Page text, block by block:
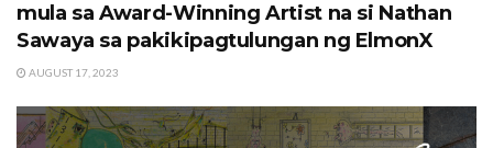
mula sa Award-Winning Artist na si Nathan
Sawaya sa pakikipagtulungan ng ElmonX
AUGUST 17, 2023